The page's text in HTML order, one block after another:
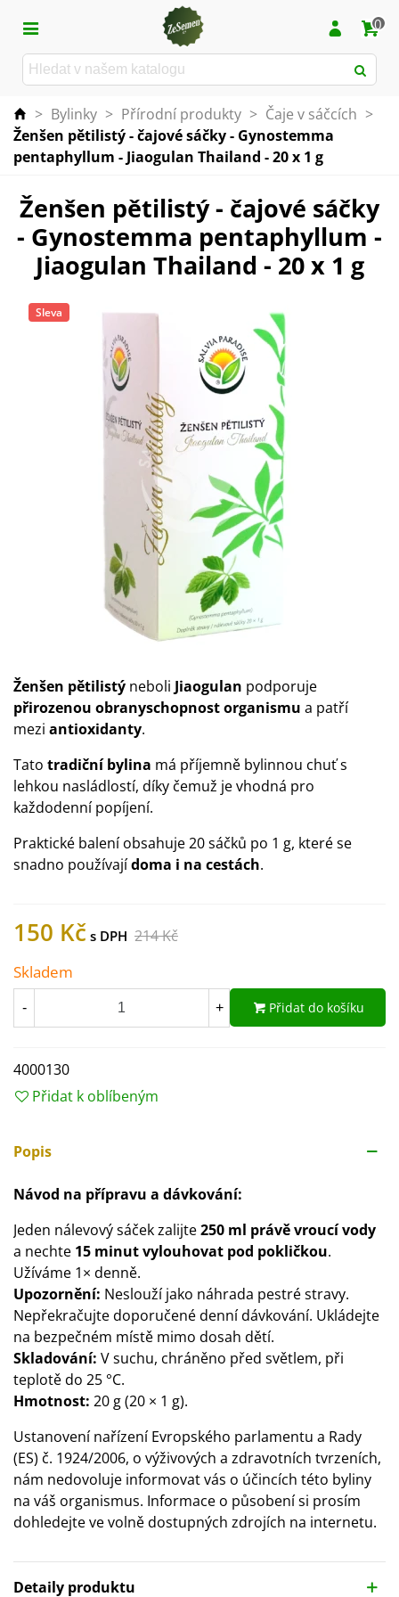
0
> Bylinky > Přírodní produkty > Čaje v sáčcích >
Ženšen pětilistý - čajové sáčky - Gynostemma
pentaphyllum - Jiaogulan Thailand - 20 x 1 g
Ženšen pětilistý - čajové sáčky
- Gynostemma pentaphyllum -
Jiaogulan Thailand - 20 x 1 g
Sleva
Ženšen pětilistý neboli Jiaogulan podporuje
přirozenou obranyschopnost organismu a patří
mezi antioxidanty.
Tato tradiční bylina má příjemně bylinnou chuť s
lehkou nasládlostí, díky čemuž je vhodná pro
každodenní popíjení.
Praktické balení obsahuje 20 sáčků po 1 g, které se
snadno používajídoma i na cestách.
150 Kč 214 Kč
Skladem
- + Přidat do košíku
4000130
Přidat k oblíbeným
Popis
Návod na přípravu a dávkování:
Jeden nálevový sáček zalijte250 ml právě vroucí vody
a nechte 15 minut vylouhovat pod pokličkou.
Užíváme 1× denně.
Upozornění: Neslouží jako náhrada pestré stravy.
Nepřekračujte doporučené denní dávkování. Ukládejte
na bezpečném místě mimo dosah dětí.
Skladování: V suchu, chráněno před světlem, při
teplotě do 25 °C.
Hmotnost: 20 g (20 × 1 g).
Ustanovení nařízení Evropského parlamentu a Rady
(ES) č. 1924/2006, o výživových a zdravotních tvrzeních,
nám nedovoluje informovat vás o účincích této byliny
na váš organismus. Informace o působení si prosím
dohledejte ve volně dostupných zdrojích na internetu.
Detaily produktu